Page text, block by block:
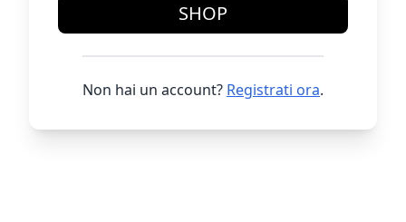
SHOP
Non hai un account? Registrati ora.